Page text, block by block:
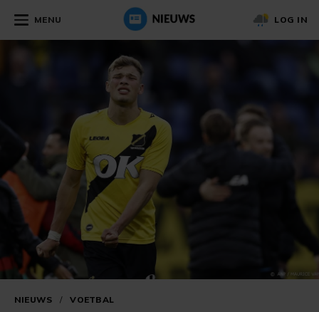
MENU LOG IN
NIEUWS / VOETBAL